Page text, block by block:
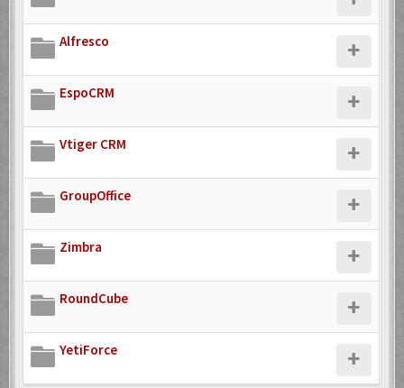
Alfresco
EspoCRM
Vtiger CRM
GroupOffice
Zimbra
RoundCube
YetiForce